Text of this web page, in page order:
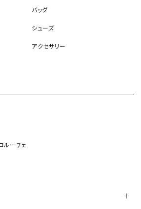
バッグ
シューズ
アクセサリー
ルーチェ